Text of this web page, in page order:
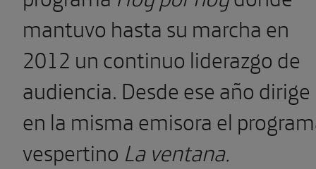
mantuvo hasta su marcha en
2012 un continuo liderazgo de
audiencia. Desde ese año dirige
en la misma emisora el
vespertino La ventana.